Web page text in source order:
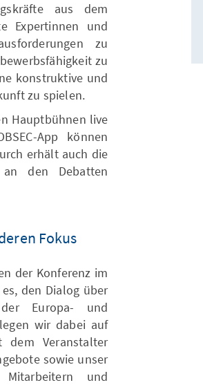
aus dem
Expertinnen und
zu
zu
konstruktive und
zu spielen.
Hauptbühnen live
App können
erhält auch die
den Debatten
Fokus
der Konferenz im
den Dialog über
Europa- und
wir dabei auf
dem Veranstalter
sowie unser
und